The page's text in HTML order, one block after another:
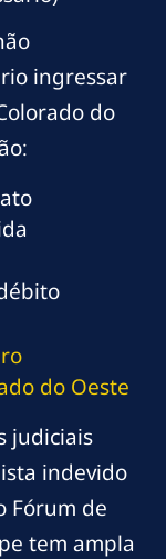
ingressar
do
do Oeste
judiciais
indevido
Fórum de
tem ampla